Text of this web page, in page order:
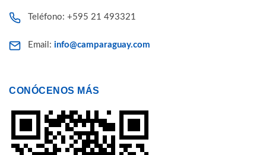
Teléfono: +595 21 493321
Email: info@camparaguay.com
CONÓCENOS MÁS